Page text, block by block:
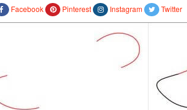
Facebook Pinterest Instagram Twitter